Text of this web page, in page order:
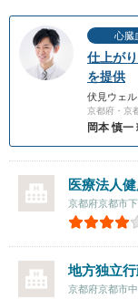
心臓
仕上が
を提供
伏見ウェ
京都府・京
岡本 慎一
医療法人
京都府京都市
地方独立
京都府京都市